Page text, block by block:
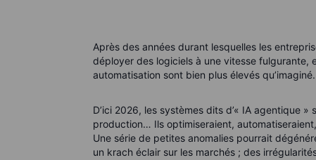
Après des années durant lesquelles les
déployer des logiciels à une vitesse
automatisation sont bien plus élevés qu’imaginé.
D’ici 2026, les systèmes dits d’« IA agentique
production… Ils optimiseraient,
Une série de petites anomalies pourrait
un krach éclair sur les marchés ; des